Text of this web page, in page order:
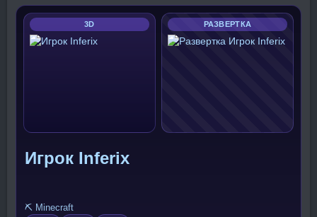
3D РАЗВЕРТКА
Игрок Inferix
⛏️ Minecraft